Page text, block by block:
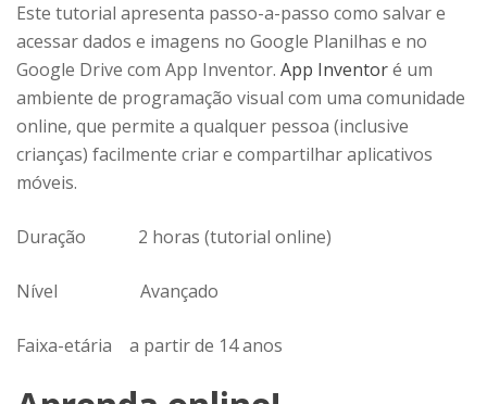
Este tutorial apresenta passo-a-passo como salvar e
acessar dados e imagens no Google Planilhas e no
Google Drive com App Inventor. App Inventoré um
ambiente de programação visual com uma comunidade
online, que permite a qualquer pessoa (inclusive
crianças) facilmente criar e compartilhar aplicativos
móveis.
Duração 2 horas (tutorial online)
Nível Avançado
Faixa-etária a partir de 14 anos